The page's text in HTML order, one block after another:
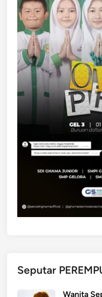
Seputar
Wanita